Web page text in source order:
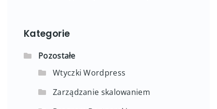
Kategorie
Pozostałe
Wtyczki Wordpress
Zarządzanie skalowaniem